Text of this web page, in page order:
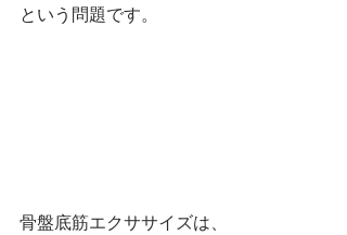
という問題です。
骨盤底筋エクササイズは、